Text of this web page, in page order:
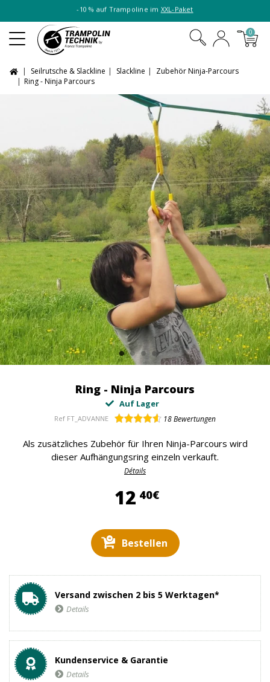
-10 % auf Trampoline imXXL-Paket
0
Seilrutsche & Slackline Slackline
Zubehör Ninja-Parcours
Ring - Ninja Parcours
Ring - Ninja Parcours
Auf Lager
Ref FT_ADVANNE 18Bewertungen
Als zusätzliches Zubehör für Ihren Ninja-Parcours wird
dieser Aufhängungsring einzeln verkauft.
Détails
12 40€12,40 €
Bestellen
Versand zwischen 2 bis 5 Werktagen*
Details
Kundenservice & Garantie
Details